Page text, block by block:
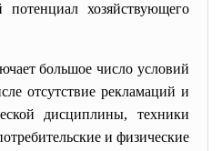
потенциал хозяйствующего
большое число условий
отсутствие рекламаций и
дисциплины, техники
и физические